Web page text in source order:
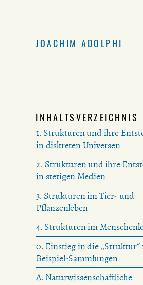
JOACHIM ADOLPHI
INHALTSVERZEICHNIS
1. Strukturen und ihre
in diskreten Universen
2. Strukturen und ihre
in stetigen Medien
3. Strukturen im Tier- und
Pflanzenleben
4. Strukturen im
0. Einstieg in die
Beispiel-Sammlungen
A. Naturwissenschaftliche